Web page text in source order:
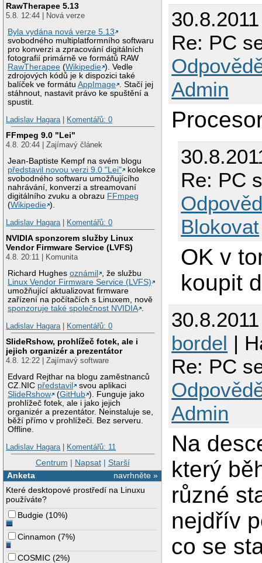
RawTherapee 5.13
5.8. 12:44 | Nová verze
Byla vydána nová verze 5.13
svobodného multiplatformního softwaru
pro konverzi a zpracování digitálních
fotografií primárně ve formátů RAW
RawTherapee (Wikipedie ). Vedle
zdrojových kódů je k dispozici také
balíček ve formátuAppImage . Stačí jej
stáhnout, nastavit právo ke spuštění a
spustit.
Ladislav Hagara| Komentářů: 0
FFmpeg 9.0 "Lei"
4.8. 20:44 | Zajímavý článek
Jean-Baptiste Kempf na svém blogu
představil novou verzi 9.0 "Lei"
kolekce
svobodného softwaru umožňujícího
nahrávání, konverzi a streamovaní
digitálního zvuku a obrazu FFmpeg
(Wikipedie ).
Ladislav Hagara| Komentářů: 0
NVIDIA sponzorem služby Linux
Vendor Firmware Service (LVFS)
4.8. 20:11 | Komunita
Richard Hughesoznámil
, že službu
Linux Vendor Firmware Service (LVFS)
umožňující aktualizovat firmware
zařízení na počítačích s Linuxem, nově
sponzoruje také společnost NVIDIA .
Ladislav Hagara| Komentářů: 0
SlideRshow, prohlížeč fotek, ale i
jejich organizér a prezentátor
4.8. 12:22 | Zajímavý software
Edvard Rejthar na blogu zaměstnanců
CZ.NIC představil
svou aplikaci
SlideRshow
(GitHub ). Funguje jako
prohlížeč fotek, ale i jako jejich
organizér a prezentátor. Neinstaluje se,
běží přímo v prohlížeči. Bez serveru.
Offline.
Ladislav Hagara| Komentářů: 11
Centrum | Napsat| Starší
navrhněte »
Anketa
Které desktopové prostředí na Linuxu
používáte?
Budgie (10%)
Cinnamon (7%)
COSMIC (2%)
Re: PC
Admin
Re: PC
Blokovat
OK v
koupit
bordel |
Re: PC
Admin
Na
který
různé
nejdřív
co se